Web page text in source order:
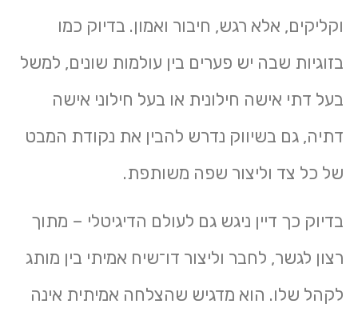
וקליקים, אלא רגש, חיבור ואמון. בדיוק כמו
בזוגיות שבה יש פערים בין עולמות שונים, למשל
בעל דתי אישה חילונית או בעל חילוני אישה
דתיה, גם בשיווק נדרש להבין את נקודת המבט
של כל צד וליצור שפה משותפת.
בדיוק כך דיין ניגש גם לעולם הדיגיטלי – מתוך
רצון לגשר, לחבר וליצור דו־שיח אמיתי בין מותג
לקהל שלו. הוא מדגיש שהצלחה אמיתית אינה